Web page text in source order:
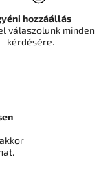
hozzáállás
válaszolunk minden
kérdésére.